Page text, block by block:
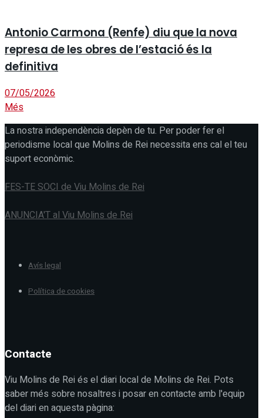
Antonio Carmona (Renfe) diu que la nova
represa de les obres de l’estació és la
definitiva
07/05/2026
Més
La nostra independència depèn de tu. Per poder fer el
periodisme local que Molins de Rei necessita ens cal el teu
suport econòmic.
FES-TE SOCI de Viu Molins de Rei
ANUNCIA'T al Viu Molins de Rei
Avís legal
Política de cookies
Contacte
Viu Molins de Rei és el diari local de Molins de Rei. Pots
saber més sobre nosaltres i posar en contacte amb l'equip
del diari en aquesta pàgina: